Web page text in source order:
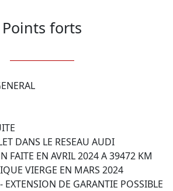
Points forts
DANS LE RESEAU AUDI
FAITE EN AVRIL 2024 A 39472 KM
VIERGE EN MARS 2024
DE GARANTIE POSSIBLE